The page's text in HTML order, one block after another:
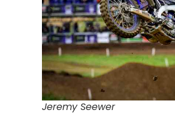
Jeremy Seewer